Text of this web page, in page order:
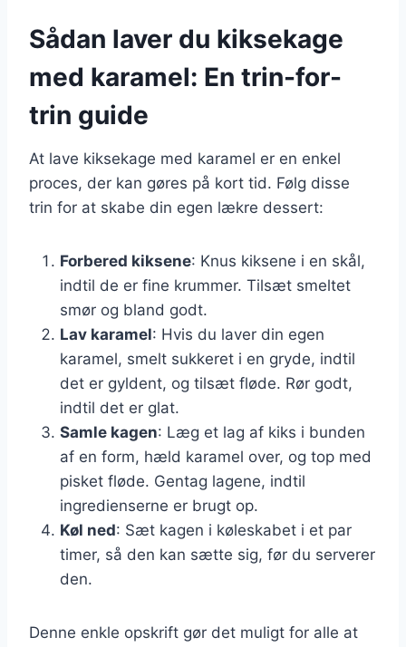
Sådan laver du kiksekage
med karamel: En trin-for-
trin guide
At lave kiksekage med karamel er en enkel
proces, der kan gøres på kort tid. Følg disse
trin for at skabe din egen lækre dessert:
Forbered kiksene: Knus kiksene i en skål,
indtil de er fine krummer. Tilsæt smeltet
smør og bland godt.
Lav karamel: Hvis du laver din egen
karamel, smelt sukkeret i en gryde, indtil
det er gyldent, og tilsæt fløde. Rør godt,
indtil det er glat.
Samle kagen: Læg et lag af kiks i bunden
af en form, hæld karamel over, og top med
pisket fløde. Gentag lagene, indtil
ingredienserne er brugt op.
Køl ned: Sæt kagen i køleskabet i et par
timer, så den kan sætte sig, før du serverer
den.
Denne enkle opskrift gør det muligt for alle at